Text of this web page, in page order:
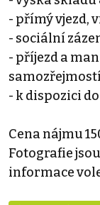
- přímý vjezd,
- sociální
- příjezd a
samozřejmostí
- k dispozici
Cena nájmu
Fotografie
informace